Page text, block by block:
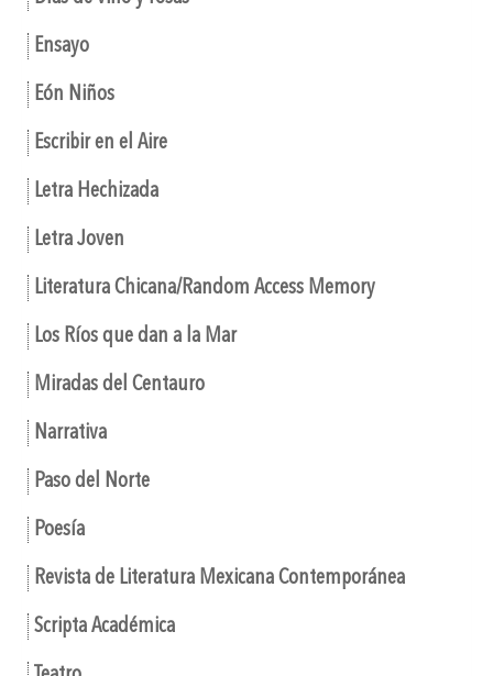
Ensayo
Eón Niños
Escribir en el Aire
Letra Hechizada
Letra Joven
Literatura Chicana/Random Access Memory
Los Ríos que dan a la Mar
Miradas del Centauro
Narrativa
Paso del Norte
Poesía
Revista de Literatura Mexicana Contemporánea
Scripta Académica